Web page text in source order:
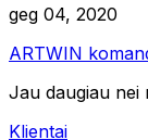
geg 04, 2020
ARTWIN
Jau daugiau nei
Klientai